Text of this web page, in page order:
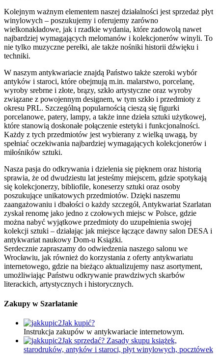
Kolejnym ważnym elementem naszej działalności jest sprzedaż płyt
winylowych – poszukujemy i oferujemy zarówno
wielkonakładowe, jak i rzadkie wydania, które zadowolą nawet
najbardziej wymagających melomanów i kolekcjonerów winyli. To
nie tylko muzyczne perełki, ale także nośniki historii dźwięku i
techniki.
W naszym antykwariacie znajdą Państwo także szeroki wybór
antyków i staroci, które obejmują m.in. malarstwo, porcelanę,
wyroby srebrne i złote, brązy, szkło artystyczne oraz wyroby
związane z powojennym designem, w tym szkło i przedmioty z
okresu PRL. Szczególną popularnością cieszą się figurki
porcelanowe, patery, lampy, a także inne dzieła sztuki użytkowej,
które stanowią doskonałe połączenie estetyki i funkcjonalności.
Każdy z tych przedmiotów jest wybierany z wielką uwagą, by
spełniać oczekiwania najbardziej wymagających kolekcjonerów i
miłośników sztuki.
Nasza pasja do odkrywania i dzielenia się pięknem oraz historią
sprawia, że od dwudziestu lat jesteśmy miejscem, gdzie spotykają
się kolekcjonerzy, bibliofile, koneserzy sztuki oraz osoby
poszukujące unikatowych przedmiotów. Dzięki naszemu
zaangażowaniu i dbałości o każdy szczegół, Antykwariat Szarlatan
zyskał renomę jako jedno z czołowych miejsc w Polsce, gdzie
można nabyć wyjątkowe przedmioty do uzupełnienia swojej
kolekcji sztuki – działając jak miejsce łączące dawny salon DESA i
antykwariat naukowy Dom-u Książki.
Serdecznie zapraszamy do odwiedzenia naszego salonu we
Wrocławiu, jak również do korzystania z oferty antykwariatu
internetowego, gdzie na bieżąco aktualizujemy nasz asortyment,
umożliwiając Państwu odkrywanie prawdziwych skarbów
literackich, artystycznych i historycznych.
Zakupy w Szarlatanie
Jak kupić?
Instrukcja zakupów w antykwariacie internetowym.
Jak sprzedać? Zasady skupu książek,
starodruków, antyków i staroci, płyt winylowych, pocztówek